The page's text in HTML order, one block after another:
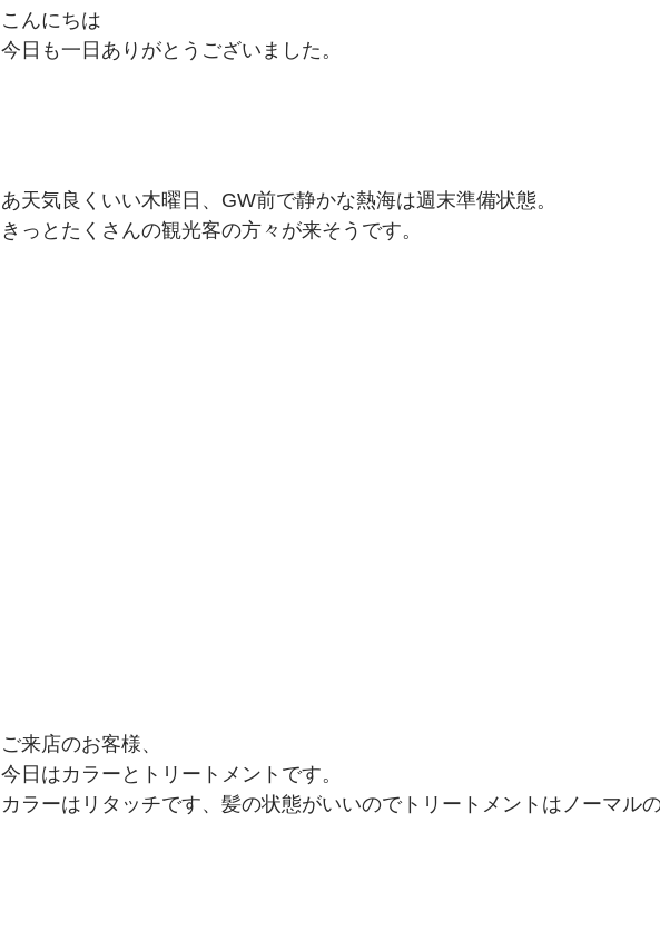
こんにちは
今日も一日ありがとうございました。
あ天気良くいい木曜日、GW前で静かな熱海は週末準備状態。
きっとたくさんの観光客の方々が来そうです。
ご来店のお客様、
今日はカラーとトリートメントです。
カラーはリタッチです、髪の状態がいいのでトリートメントはノーマル